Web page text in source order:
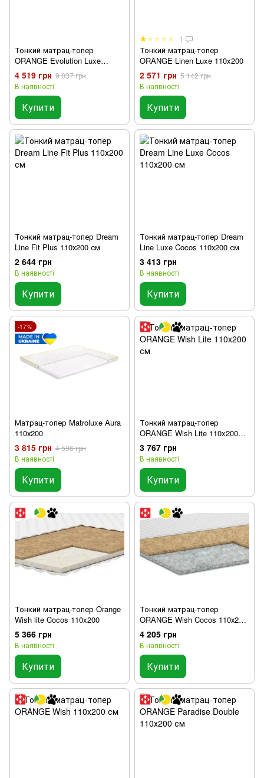
Тонкий матрац-топер
ORANGE Evolution Luxe
Cocos 110x200 см
4 519 грн 9 037 грн
В наявності
Купити
1
Тонкий матрац-топер
ORANGE Linen Luxe 110x200
2 571 грн 5 142 грн
В наявності
Купити
Тонкий матрац-топер Dream
Line Fit Plus 110х200 см
2 644 грн
В наявності
Купити
Тонкий матрац-топер Dream
Line Luxe Cocos 110х200 см
3 413 грн
В наявності
Купити
-17%
Матрац-топер Matroluxe Aura
110х200
3 815 грн 4 596 грн
В наявності
Купити
Тонкий матрац-топер
ORANGE Wish Lite 110x200
см
3 767 грн
В наявності
Купити
Тонкий матрац-топер Orange
Wish lite Cocos 110x200
5 366 грн
В наявності
Купити
Тонкий матрац-топер
ORANGE Wish Cocos 110х200
см
4 205 грн
В наявності
Купити